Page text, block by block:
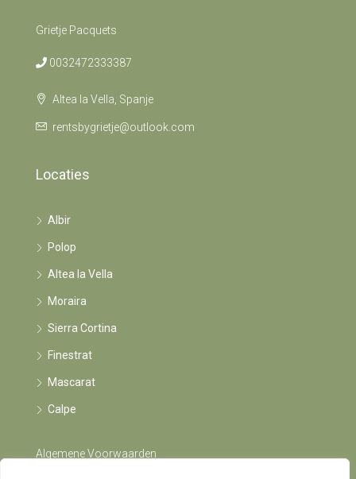
Grietje Pacquets
0032472333387
Altea la Vella, Spanje
rentsbygrietje@outlook.com
Locaties
Albir
Polop
Altea la Vella
Moraira
Sierra Cortina
Finestrat
Mascarat
Calpe
Algemene Voorwaarden